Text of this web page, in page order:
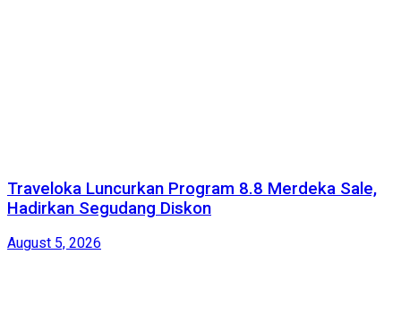
Traveloka Luncurkan Program 8.8 Merdeka Sale,
Hadirkan Segudang Diskon
August 5, 2026